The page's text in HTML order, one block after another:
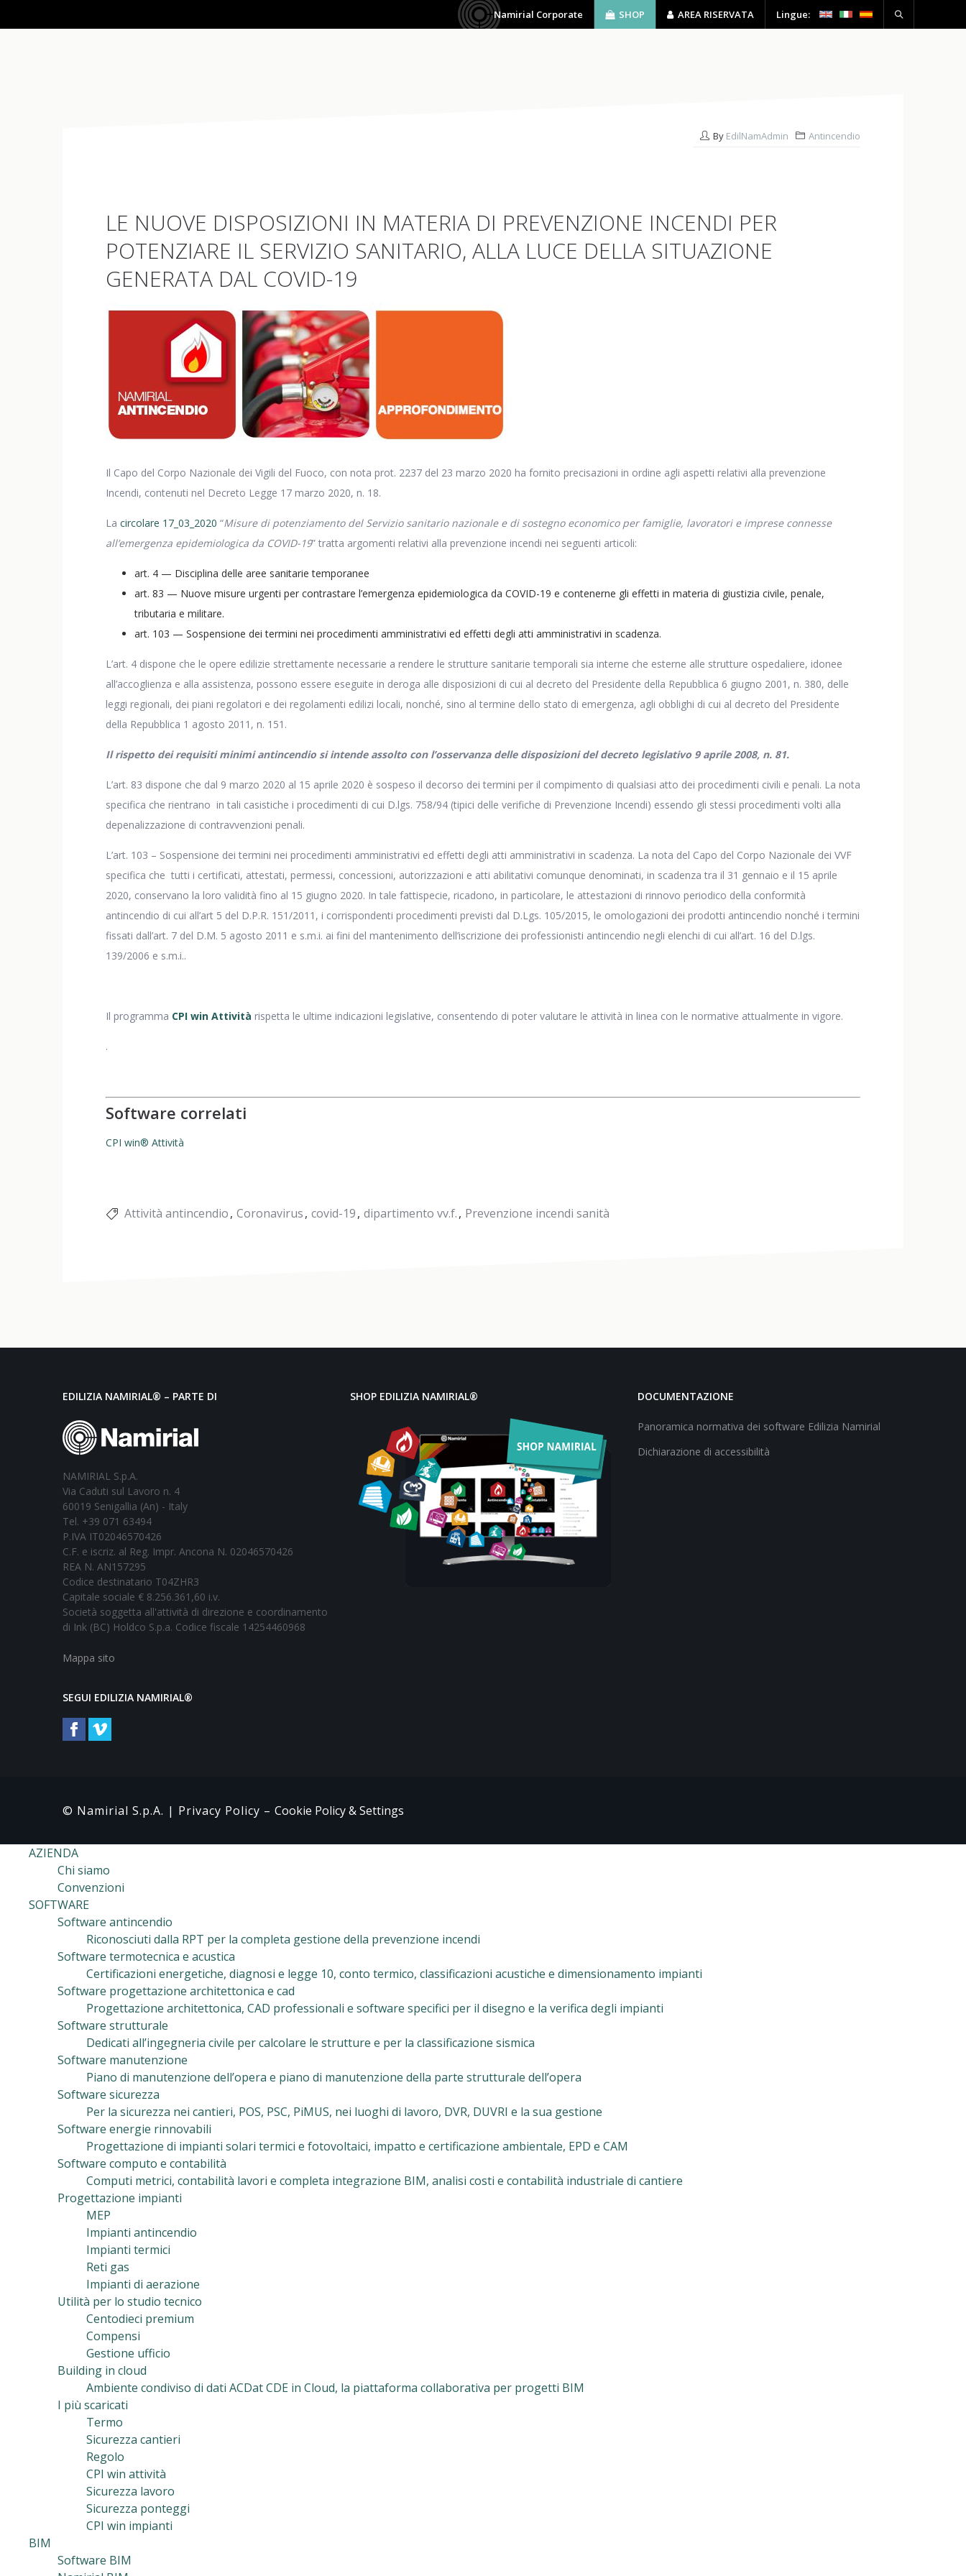
Namirial Corporate SHOP AREA RISERVATA Lingue:
LE NUOVE DISPOSIZIONI IN MATERIA DI PREVENZIONE INCENDI PER
POTENZIARE IL SERVIZIO SANITARIO, ALLA LUCE DELLA SITUAZIONE
GENERATA DAL COVID-19
Il Capo del Corpo Nazionale dei Vigili del Fuoco, con nota prot. 2237 del 23 marzo 2020 ha fornito precisazioni in ordine agli aspetti relativi alla prevenzione
Incendi, contenuti nel Decreto Legge 17 marzo 2020, n. 18.
La circolare 17_03_2020 “Misure di potenziamento del Servizio sanitario nazionale e di sostegno economico per famiglie, lavoratori e imprese connesse
all’emergenza epidemiologica da COVID-19” tratta argomenti relativi alla prevenzione incendi nei seguenti articoli:
art. 4 — Disciplina delle aree sanitarie temporanee
art. 83 — Nuove misure urgenti per contrastare l’emergenza epidemiologica da COVID-19 e contenerne gli effetti in materia di giustizia civile, penale,
tributaria e militare.
art. 103 — Sospensione dei termini nei procedimenti amministrativi ed effetti degli atti amministrativi in scadenza.
L’art. 4 dispone che le opere edilizie strettamente necessarie a rendere le strutture sanitarie temporali sia interne che esterne alle strutture ospedaliere, idonee
all’accoglienza e alla assistenza, possono essere eseguite in deroga alle disposizioni di cui al decreto del Presidente della Repubblica 6 giugno 2001, n. 380, delle
leggi regionali, dei piani regolatori e dei regolamenti edilizi locali, nonché, sino al termine dello stato di emergenza, agli obblighi di cui al decreto del Presidente
della Repubblica 1 agosto 2011, n. 151.
Il rispetto dei requisiti minimi antincendio si intende assolto con l’osservanza delle disposizioni del decreto legislativo 9 aprile 2008, n. 81.
L’art. 83 dispone che dal 9 marzo 2020 al 15 aprile 2020 è sospeso il decorso dei termini per il compimento di qualsiasi atto dei procedimenti civili e penali. La nota
specifica che rientrano in tali casistiche i procedimenti di cui D.lgs. 758/94 (tipici delle verifiche di Prevenzione Incendi) essendo gli stessi procedimenti volti alla
depenalizzazione di contravvenzioni penali.
L’art. 103 – Sospensione dei termini nei procedimenti amministrativi ed effetti degli atti amministrativi in scadenza. La nota del Capo del Corpo Nazionale dei VVF
specifica che tutti i certificati, attestati, permessi, concessioni, autorizzazioni e atti abilitativi comunque denominati, in scadenza tra il 31 gennaio e il 15 aprile
2020, conservano la loro validità fino al 15 giugno 2020. In tale fattispecie, ricadono, in particolare, le attestazioni di rinnovo periodico della conformità
antincendio di cui all’art 5 del D.P.R. 151/2011, i corrispondenti procedimenti previsti dal D.Lgs. 105/2015, le omologazioni dei prodotti antincendio nonché i termini
fissati dall’art. 7 del D.M. 5 agosto 2011 e s.m.i. ai fini del mantenimento dell’iscrizione dei professionisti antincendio negli elenchi di cui all’art. 16 del D.lgs.
139/2006 e s.m.i..
Il programma CPI win Attività rispetta le ultime indicazioni legislative, consentendo di poter valutare le attività in linea con le normative attualmente in vigore.
.
Software correlati
CPI win® Attività
Attività antincendio Coronavirus covid-19 dipartimento vv.f. Prevenzione incendi sanità
By EdilNamAdmin Antincendio
EDILIZIA NAMIRIAL® – PARTE DI
NAMIRIAL S.p.A.
Via Caduti sul Lavoro n. 4
60019 Senigallia (An) - Italy
Tel. +39 071 63494
P.IVA IT02046570426
C.F. e iscriz. al Reg. Impr. Ancona N. 02046570426
REA N. AN157295
Codice destinatario T04ZHR3
Capitale sociale € 8.256.361,60 i.v.
Società soggetta all'attività di direzione e coordinamento
di Ink (BC) Holdco S.p.a. Codice fiscale 14254460968
Mappa sito
SEGUI EDILIZIA NAMIRIAL®
SHOP EDILIZIA NAMIRIAL® DOCUMENTAZIONE
Panoramica normativa dei software Edilizia Namirial
Dichiarazione di accessibilità
© Namirial S.p.A. | Privacy Policy – Cookie Policy & Settings
AZIENDA
Chi siamo
Convenzioni
SOFTWARE
Software antincendio
Riconosciuti dalla RPT per la completa gestione della prevenzione incendi
Software termotecnica e acustica
Certificazioni energetiche, diagnosi e legge 10, conto termico, classificazioni acustiche e dimensionamento impianti
Software progettazione architettonica e cad
Progettazione architettonica, CAD professionali e software specifici per il disegno e la verifica degli impianti
Software strutturale
Dedicati all’ingegneria civile per calcolare le strutture e per la classificazione sismica
Software manutenzione
Piano di manutenzione dell’opera e piano di manutenzione della parte strutturale dell’opera
Software sicurezza
Per la sicurezza nei cantieri, POS, PSC, PiMUS, nei luoghi di lavoro, DVR, DUVRI e la sua gestione
Software energie rinnovabili
Progettazione di impianti solari termici e fotovoltaici, impatto e certificazione ambientale, EPD e CAM
Software computo e contabilità
Computi metrici, contabilità lavori e completa integrazione BIM, analisi costi e contabilità industriale di cantiere
Progettazione impianti
MEP
Impianti antincendio
Impianti termici
Reti gas
Impianti di aerazione
Utilità per lo studio tecnico
Centodieci premium
Compensi
Gestione ufficio
Building in cloud
Ambiente condiviso di dati ACDat CDE in Cloud, la piattaforma collaborativa per progetti BIM
I più scaricati
Termo
Sicurezza cantieri
Regolo
CPI win attività
Sicurezza lavoro
Sicurezza ponteggi
CPI win impianti
BIM
Software BIM